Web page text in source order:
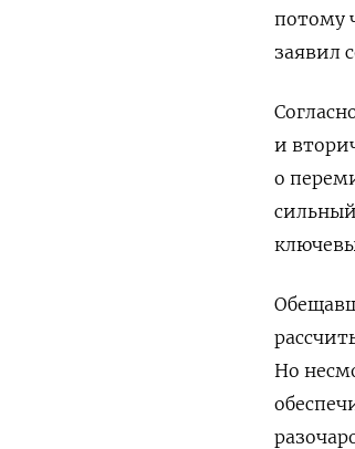
потому
заявил
и
о
Но